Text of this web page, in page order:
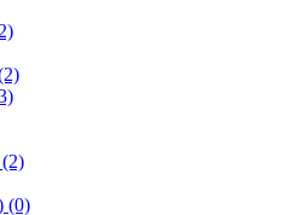
(2)
(0)